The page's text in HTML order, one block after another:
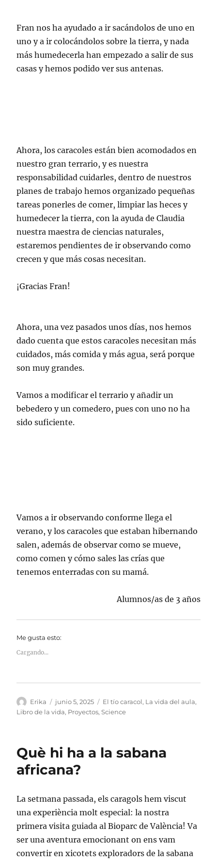
Fran nos ha ayudado a ir sacándolos de uno en
uno y a ir colocándolos sobre la tierra, y nada
más humedecerla han empezado a salir de sus
casas y hemos podido ver sus antenas.
Ahora, los caracoles están bien acomodados en
nuestro gran terrario, y es nuestra
responsabilidad cuidarles, dentro de nuestros
planes de trabajo hemos organizado pequeñas
tareas ponerles de comer, limpiar las heces y
humedecer la tierra, con la ayuda de Claudia
nuestra maestra de ciencias naturales,
estaremos pendientes de ir observando como
crecen y que más cosas necesitan.
¡Gracias Fran!
Ahora, una vez pasados unos días, nos hemos
dado cuenta que estos caracoles necesitan más
cuidados, más comida y más agua, será porque
son muy grandes.
Vamos a modificar el terrario y añadir un
bebedero y un comedero, pues con uno no ha
sido suficiente.
Vamos a ir observando conforme llega el
verano, y los caracoles que estaban hibernando
salen, además de observar como se mueve,
como comen y cómo sales las crías que
tenemos enterradas con su mamá.
Alumnos/as de 3 años
Me gusta esto:
Cargando...
Autor
Erika
Publicado
el
junio 5, 2025 Categorías
El tío caracol, La vida del aula,
Libro de la vida, Proyectos,Science
Què hi ha a la sabana
africana?
La setmana passada, els caragols hem viscut
una experiència molt especial: la nostra
primera visita guiada al Bioparc de València! Va
ser una aventura emocionant on ens vam
convertir en xicotets exploradors de la sabana